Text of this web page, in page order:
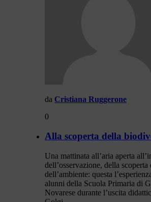
da Cristiana Ruggerone
0
Alla scoperta della
Una mattinata all’aria aperta
dell’osservazione, della scoperta
dell’ambiente: questa
alunni della Scuola Primaria di
Novarese durante l’uscita